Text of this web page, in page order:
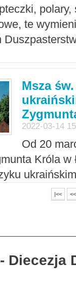
te
Msza
2022-03-14
Od 20
Króla w
|<< <<
Diecezja